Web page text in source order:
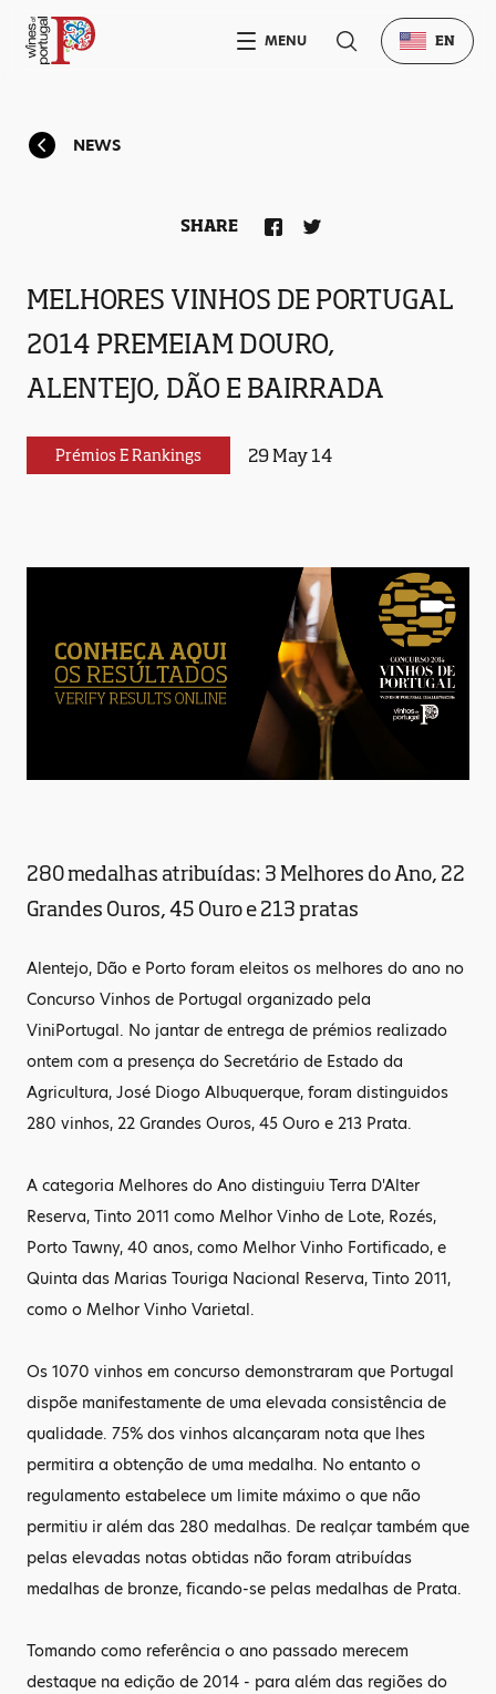
NEWS
MELHORES VINHOS DE PORTUGAL
2014 PREMEIAM DOURO,
ALENTEJO, DÃO E BAIRRADA
Prémios E Rankings 29 May 14
SHARE
280 medalhas atribuídas: 3 Melhores do Ano, 22
Grandes Ouros, 45 Ouro e 213 pratas
Alentejo, Dão e Porto foram eleitos os melhores do ano no
Concurso Vinhos de Portugal organizado pela
ViniPortugal. No jantar de entrega de prémios realizado
ontem com a presença do Secretário de Estado da
Agricultura, José Diogo Albuquerque, foram distinguidos
280 vinhos, 22 Grandes Ouros, 45 Ouro e 213 Prata.
A categoria Melhores do Ano distinguiu Terra D'Alter
Reserva, Tinto 2011 como Melhor Vinho de Lote, Rozés,
Porto Tawny, 40 anos, como Melhor Vinho Fortificado, e
Quinta das Marias Touriga Nacional Reserva, Tinto 2011,
como o Melhor Vinho Varietal.
Os 1070 vinhos em concurso demonstraram que Portugal
dispõe manifestamente de uma elevada consistência de
qualidade. 75% dos vinhos alcançaram nota que lhes
permitira a obtenção de uma medalha. No entanto o
regulamento estabelece um limite máximo o que não
permitiu ir além das 280 medalhas. De realçar também que
pelas elevadas notas obtidas não foram atribuídas
medalhas de bronze, ficando-se pelas medalhas de Prata.
Tomando como referência o ano passado merecem
destaque na edição de 2014 - para além das regiões do
MENU EN